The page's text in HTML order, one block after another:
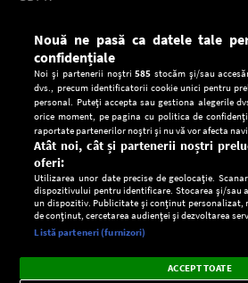
Descarcă gratuit aplicaţia Europa
Setări:
Dark
Mode
Radio live, podcasturi, știri și alerte
importante.
Nouă ne pasă ca datele tale
confidențiale
Noi și partenerii noștri585 stocăm și/sau
dvs., precum identificatorii cookie unici pentru
personal. Puteți accepta sau gestiona alegerile
orice moment, pe pagina cu politica de
raportate partenerilor noștri și nu vă vor afecta
Atât noi, cât și partenerii noștri
oferi:
Utilizarea unor date precise de geolocație.
dispozitivului pentru identificare. Stocarea și/sau
un dispozitiv. Publicitate și conținut
de conținut, cercetarea audienței și dezvoltarea
Listă parteneri (furnizori)
ACCEPT TOATE